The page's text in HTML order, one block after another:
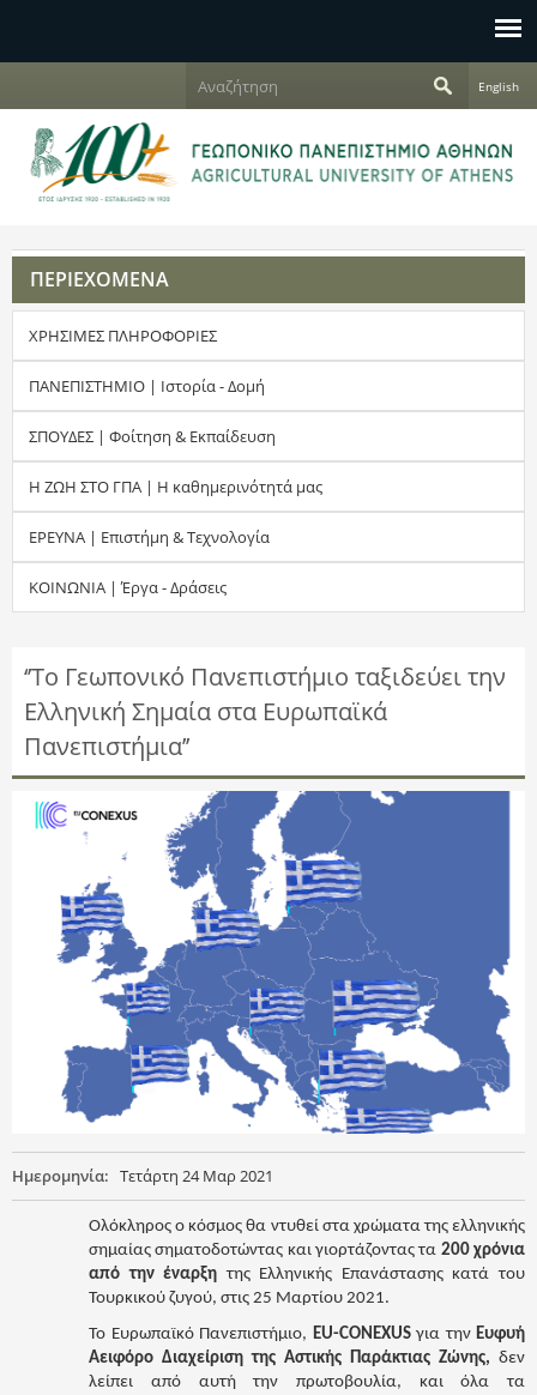
Φ
ό
μ
α
α
ν
α
ζ
ή
τ
σ
η
ζ
ή
τ
η
English
ΠΕΡΙΕΧΟΜΕΝΑ
ΧΡΗΣΙΜΕΣ ΠΛΗΡΟΦΟΡΙΕΣ
ΠΑΝΕΠΙΣΤΗΜΙΟ | Ιστορία - Δομή
ΣΠΟΥΔΕΣ | Φοίτηση & Εκπαίδευση
Η ΖΩΗ ΣΤΟ ΓΠΑ | Η καθημερινότητά μας
ΕΡΕΥΝΑ | Επιστήμη & Τεχνολογία
ΚΟΙΝΩΝΙΑ | Έργα - Δράσεις
‘’Το Γεωπονικό Πανεπιστήμιο ταξιδεύει την
Ελληνική Σημαία στα Ευρωπαϊκά
Πανεπιστήμια’’
Ημερομηνία: Τετάρτη 24 Μαρ 2021
Ολόκληρος ο κόσμος θα ντυθεί στα χρώματα της ελληνικής
σημαίας σηματοδοτώντας και γιορτάζοντας τα 200 χρόνια
από την έναρξη της Ελληνικής Επανάστασης κατά του
Τουρκικού ζυγού, στις 25 Μαρτίου 2021.
Το Ευρωπαϊκό Πανεπιστήμιο, EU-CONEXUSγια την Ευφυή
Αειφόρο Διαχείριση της Αστικής Παράκτιας Ζώνης, δεν
λείπει από αυτή την πρωτοβουλία, και όλα τα